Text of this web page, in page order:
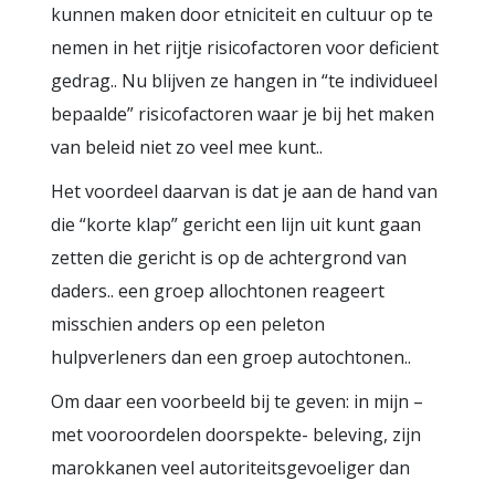
kunnen maken door etniciteit en cultuur op te
nemen in het rijtje risicofactoren voor deficient
gedrag.. Nu blijven ze hangen in “te individueel
bepaalde” risicofactoren waar je bij het maken
van beleid niet zo veel mee kunt..
Het voordeel daarvan is dat je aan de hand van
die “korte klap” gericht een lijn uit kunt gaan
zetten die gericht is op de achtergrond van
daders.. een groep allochtonen reageert
misschien anders op een peleton
hulpverleners dan een groep autochtonen..
Om daar een voorbeeld bij te geven: in mijn –
met vooroordelen doorspekte- beleving, zijn
marokkanen veel autoriteitsgevoeliger dan